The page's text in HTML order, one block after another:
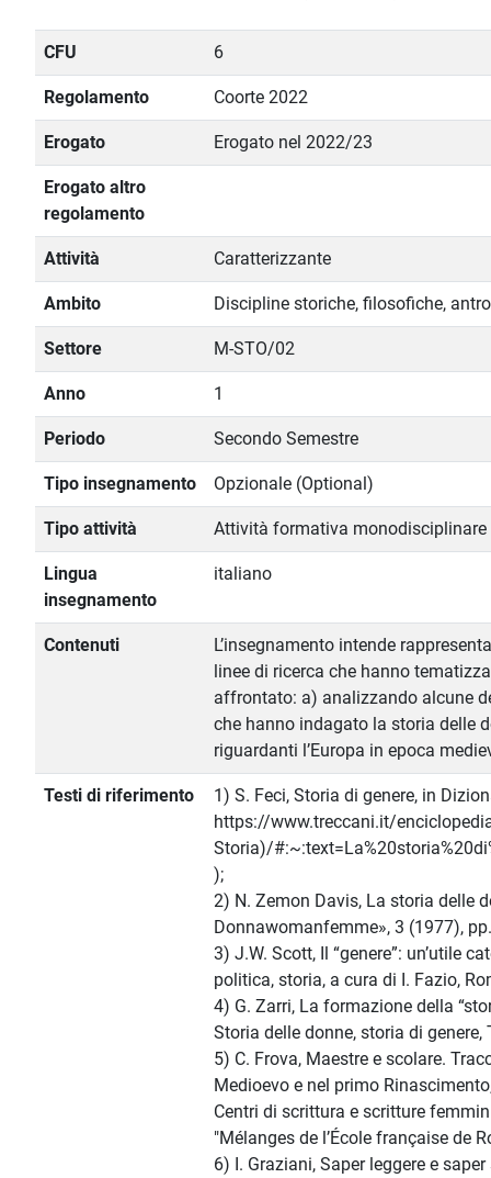
CFU 6
Regolamento Coorte 2022
Erogato Erogato nel 2022/23
Erogato altro
regolamento
Attività Caratterizzante
Ambito Discipline storiche, filosofiche,
Settore M-STO/02
Anno 1
Periodo Secondo Semestre
Tipo insegnamento Opzionale (Optional)
Tipo attività Attività formativa monodisciplinare
Lingua
insegnamento
italiano
Contenuti
L’insegnamento intende
linee di ricerca che hanno
affrontato: a) analizzando alcune
che hanno indagato la storia delle
riguardanti l’Europa in epoca
Testi di riferimento
1) S. Feci, Storia di genere, in
https://www.treccani.it/
Storia)/
);
2) N. Zemon Davis, La storia delle
Donnawomanfemme», 3 (1977),
3) J.W. Scott, Il “genere”: un’utile
politica, storia, a cura di I. Fazio,
4) G. Zarri, La formazione della
Storia delle donne, storia di genere,
5) C. Frova, Maestre e scolare.
Medioevo e nel primo
Centri di scrittura e scritture
"Mélanges de l’École française de
6) I. Graziani, Saper leggere e